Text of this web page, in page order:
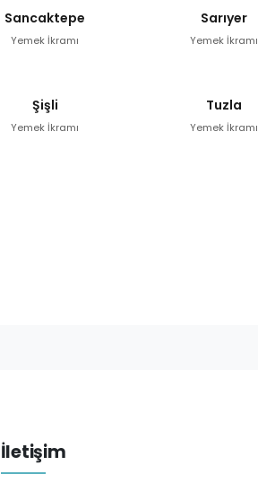
Sancaktepe
Yemek İkramı
Sarıyer
Yemek İkramı
Şişli
Yemek İkramı
Tuzla
Yemek İkramı
İletişim